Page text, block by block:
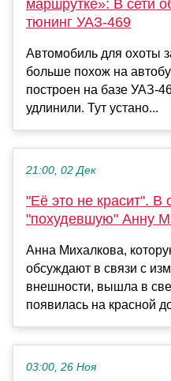
маршрутке»: В сети
тюнинг УАЗ-469
Автомобиль для охоты
больше похож на
построен на базе УАЗ-
удлинили. Тут устано...
21:00, 02 Дек
"Её это не красит". В
"похудевшую" Анну
Анна Михалкова,
обсуждают в связи с
внешности, вышла в
появилась на красной
03:00, 26 Ноя